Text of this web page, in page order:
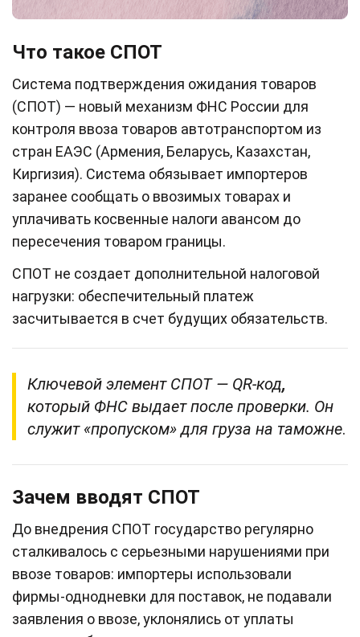
Что такое СПОТ
Система подтверждения ожидания товаров
(СПОТ) — новый механизм ФНС России для
контроля ввоза товаров автотранспортом из
стран ЕАЭС (Армения, Беларусь, Казахстан,
Киргизия). Система обязывает импортеров
заранее сообщать о ввозимых товарах и
уплачивать косвенные налоги авансом до
пересечения товаром границы.
СПОТ не создает дополнительной налоговой
нагрузки: обеспечительный платеж
засчитывается в счет будущих обязательств.
Ключевой элемент СПОТ — QR‑код,
который ФНС выдает после проверки. Он
служит «пропуском» для груза на таможне.
Зачем вводят СПОТ
До внедрения СПОТ государство регулярно
сталкивалось с серьезными нарушениями при
ввозе товаров: импортеры использовали
фирмы‑однодневки для поставок, не подавали
заявления о ввозе, уклонялись от уплаты